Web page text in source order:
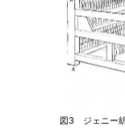
図3 ジェニー